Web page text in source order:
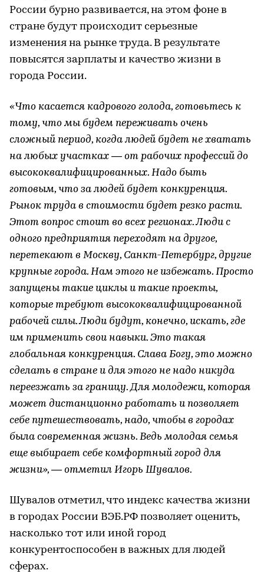
России бурно развивается, на этом фоне в
стране будут происходит серьезные
изменения на рынке труда. В результате
повысятся зарплаты и качество жизни в
города России.
«Что касается кадрового голода, готовьтесь к
тому, что мы будем переживать очень
сложный период, когда людей будет не хватать
на любых участках — от рабочих профессий до
высококвалифицированных. Надо быть
готовым, что за людей будет конкуренция.
Рынок труда в стоимости будет резко расти.
Этот вопрос стоит во всех регионах. Люди с
одного предприятия переходят на другое,
перетекают в Москву, Санкт-Петербург, другие
крупные города. Нам этого не избежать. Просто
запущены такие циклы и такие проекты,
которые требуют высококвалифицированной
рабочей силы. Люди будут, конечно, искать, где
им применить свои навыки. Это такая
глобальная конкуренция. Слава Богу, это можно
сделать в стране и для этого не надо никуда
переезжать за границу. Для молодежи, которая
может дистанционно работать и позволяет
себе путешествовать, надо, чтобы в городах
была современная жизнь. Ведь молодая семья
еще выбирает себе комфортный город для
жизни», — отметил Игорь Шувалов.
Шувалов отметил, что индекс качества жизни
в городах России ВЭБ.РФ позволяет оценить,
насколько тот или иной город
конкурентоспособен в важных для людей
сферах.